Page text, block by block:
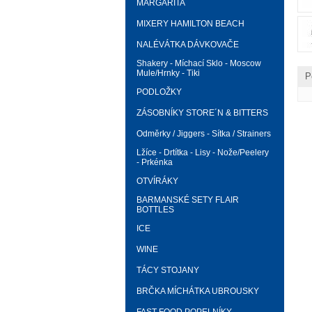
MARGARITA
MIXERY HAMILTON BEACH
NALÉVÁTKA DÁVKOVAČE
Shakery - Míchací Sklo - Moscow
Mule/Hrnky - Tiki
PODLOŽKY
ZÁSOBNÍKY STORE´N & BITTERS
Odměrky / Jiggers - Sítka / Strainers
Lžíce - Drtítka - Lisy - Nože/Peelery
- Prkénka
OTVÍRÁKY
BARMANSKÉ SETY FLAIR
BOTTLES
ICE
WINE
TÁCY STOJANY
BRČKA MÍCHÁTKA UBROUSKY